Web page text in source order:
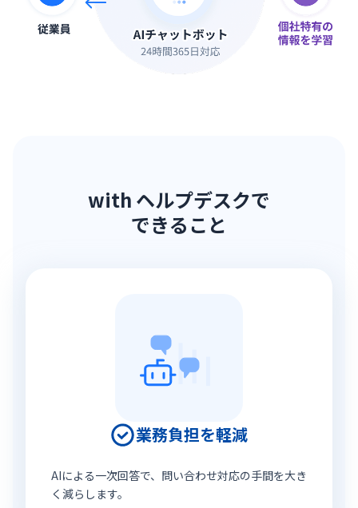
with ヘルプデスクで
できること
業務負担を軽減
AIによる一次回答で、問い合わせ対応の手間を大き
く減らします。